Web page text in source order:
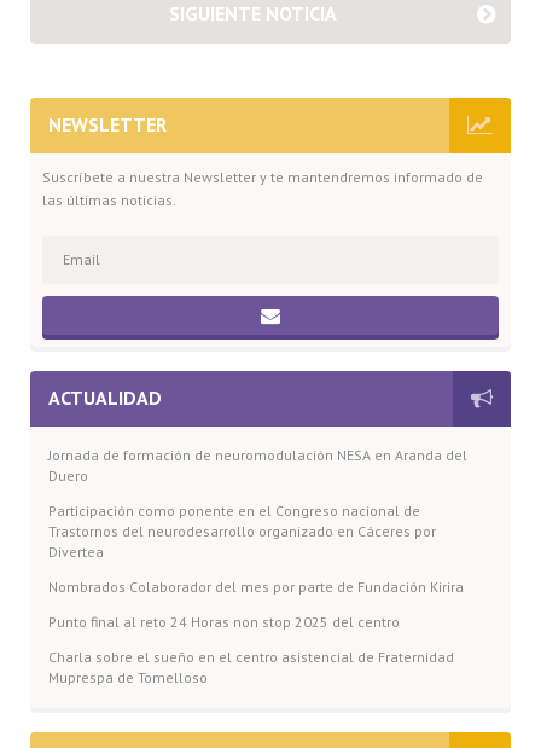
SIGUIENTE NOTICIA
NEWSLETTER
Suscríbete a nuestra Newsletter y te mantendremos informado de
las últimas noticias.
ACTUALIDAD
Jornada de formación de neuromodulación NESA en Aranda del
Duero
Participación como ponente en el Congreso nacional de
Trastornos del neurodesarrollo organizado en Cáceres por
Divertea
Nombrados Colaborador del mes por parte de Fundación Kirira
Punto final al reto 24 Horas non stop 2025 del centro
Charla sobre el sueño en el centro asistencial de Fraternidad
Muprespa de Tomelloso